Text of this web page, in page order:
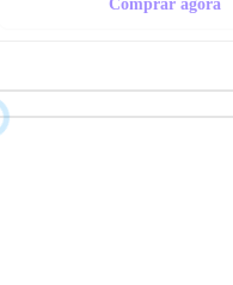
Comprar agora